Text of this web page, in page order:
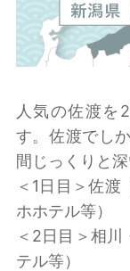
人気の佐渡を
す。佐渡でし
間じっくりと
＜1日目＞佐
ホホテル等）
＜2日目＞相
テル等）